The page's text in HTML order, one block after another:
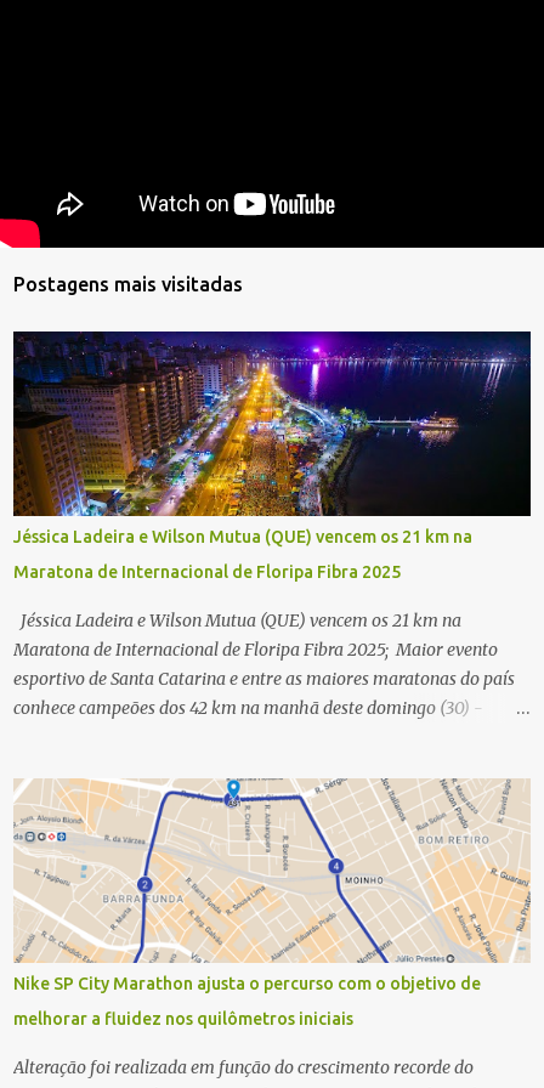
Postagens mais visitadas
Jéssica Ladeira e Wilson Mutua (QUE) vencem os 21 km na
Maratona de Internacional de Floripa Fibra 2025
Jéssica Ladeira e Wilson Mutua (QUE) vencem os 21 km na
Maratona de Internacional de Floripa Fibra 2025; Maior evento
esportivo de Santa Catarina e entre as maiores maratonas do país
conhece campeões dos 42 km na manhã deste domingo (30) -
Floripa Fibra 2025. Na manhã deste sábado (30) foram conhecidos
os campeões dos 21 km do maior evento esportivo de Santa
Catarina. A mineira Jessica Ladeira e o queniano Wilson Mutua
foram os vencedores da meia maratona, ambos com a quebra de
recorde da prova. Neste domingo (31) será a vez da prova principal,
os 42,195 km da maratona, além da corrida de 5 KM. As largadas,
na Avenida Beira-Mar Norte, em Florianópolis, na altura do
Trapiche, começam às 5h10. Entre as maiores maratonas
brasileiras deste ano, a Maratona Internacional de Floripa Fibra
2025 reúne um total de 19.230 atletas. Além da meia marat...
Nike SP City Marathon ajusta o percurso com o objetivo de
melhorar a fluidez nos quilômetros iniciais
Alteração foi realizada em função do crescimento recorde do